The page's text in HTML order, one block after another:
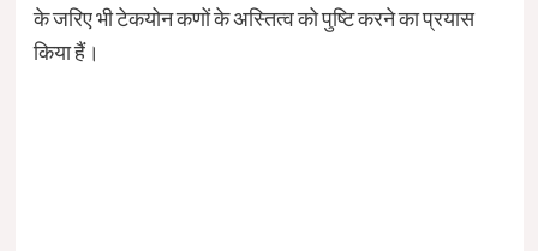
के जरिए भी टेकयोन कणों के अस्तित्व को पुष्टि करने का प्रयास
किया हैं।